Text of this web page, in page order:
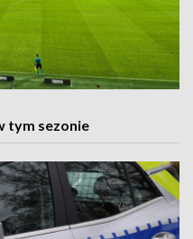
tym sezonie